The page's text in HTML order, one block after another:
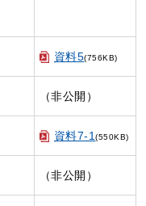
資料5(756KB)
（非公開）
資料7-1(550KB)
（非公開）